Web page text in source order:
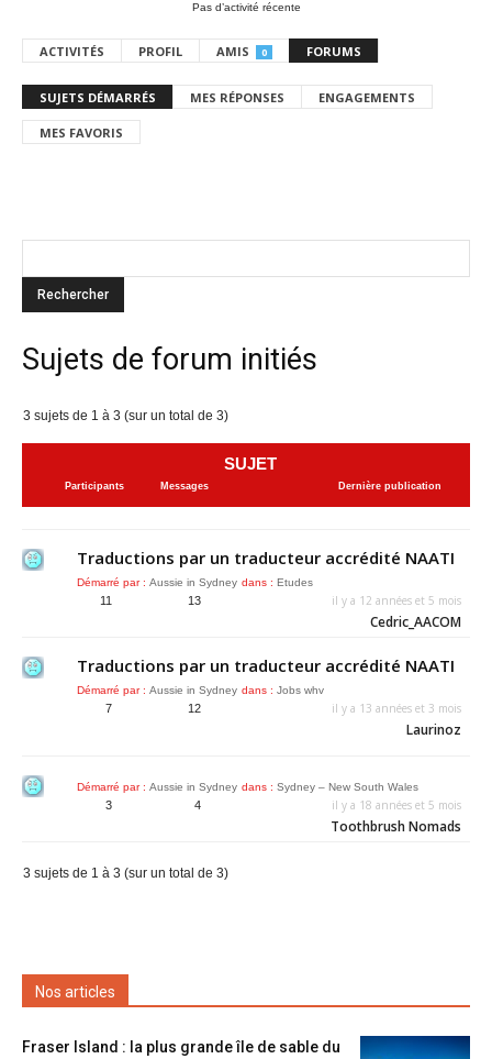
Pas d’activité récente
ACTIVITÉS PROFIL AMIS 0 FORUMS
SUJETS DÉMARRÉS MES RÉPONSES ENGAGEMENTS
MES FAVORIS
Sujets de forum initiés
3 sujets de 1 à 3 (sur un total de 3)
SUJET
Participants Messages Dernière publication
Traductions par un traducteur accrédité NAATI
Démarré par : Aussie in Sydney dans : Etudes
11 13 il y a 12 années et 5 mois
Cedric_AACOM
Traductions par un traducteur accrédité NAATI
Démarré par : Aussie in Sydney dans : Jobs whv
7 12 il y a 13 années et 3 mois
Laurinoz
Démarré par : Aussie in Sydney dans : Sydney – New South Wales
3 4 il y a 18 années et 5 mois
Toothbrush Nomads
3 sujets de 1 à 3 (sur un total de 3)
Nos articles
Fraser Island : la plus grande île de sable du